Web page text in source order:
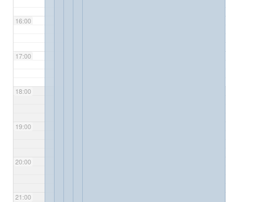
16:00
17:00
18:00
19:00
20:00
21:00